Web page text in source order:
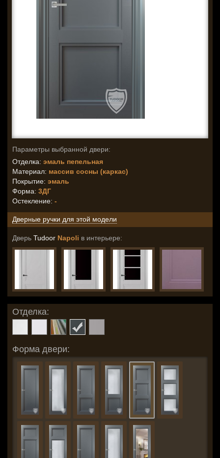
Параметры выбранной двери:
Отделка: эмаль пепельная
Материал: массив сосны (каркас)
Покрытие: эмаль
Форма: 3ДГ
Остекление: -
Дверные ручки для этой модели
Дверь Tudoor Napoli в интерьере:
Отделка:
Форма двери: